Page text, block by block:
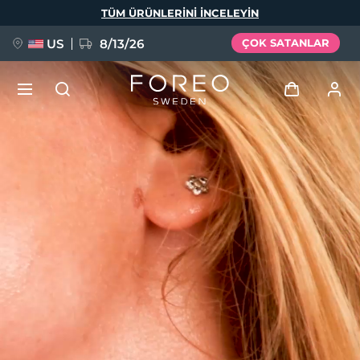
TÜM ÜRÜNLERINI INCELEYIN
US 8/13/26 ÇOK SATANLAR
Giriş
Kullanici profi̇li̇
Cihazlarım
Siparişlerim
Adresim
Aboneliklerim
FAQ™ Pure Beauty-Tech Elixir
issa™ Teeth Whitening Set
Deutsch
Español
Italiano
Português
Svenska
Русский
简体中文 繁體中文